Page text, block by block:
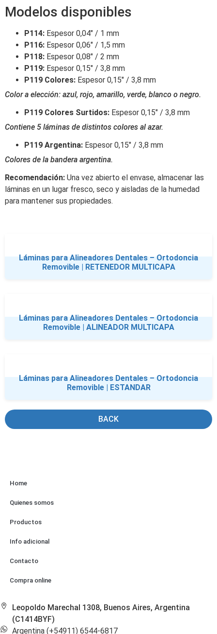
Modelos disponibles
P114: Espesor 0,04″ / 1 mm
P116: Espesor 0,06″ / 1,5 mm
P118: Espesor 0,08″ / 2 mm
P119: Espesor 0,15″ / 3,8 mm
P119 Colores: Espesor 0,15″ / 3,8 mm
Color a elección: azul, rojo, amarillo, verde, blanco o negro.
P119 Colores Surtidos: Espesor 0,15″ / 3,8 mm
Contiene 5 láminas de distintos colores al azar.
P119 Argentina: Espesor 0,15″ / 3,8 mm
Colores de la bandera argentina.
Recomendación: Una vez abierto el envase, almacenar las
láminas en un lugar fresco, seco y aisladas de la humedad
para mantener sus propiedades.
Láminas para Alineadores Dentales – Ortodoncia
Removible | RETENEDOR MULTICAPA
Láminas para Alineadores Dentales – Ortodoncia
Removible | ALINEADOR MULTICAPA
Láminas para Alineadores Dentales – Ortodoncia
Removible | ESTANDAR
BACK
Home
Quienes somos
Productos
Info adicional
Contacto
Compra online
Leopoldo Marechal 1308, Buenos Aires, Argentina
(C1414BYF)
Argentina (+54911) 6544-6817